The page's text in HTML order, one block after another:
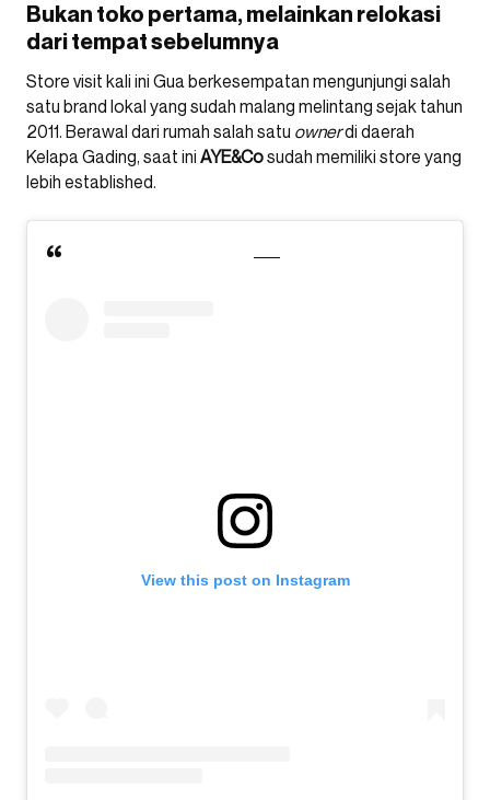
Bukan toko pertama, melainkan relokasi
dari tempat sebelumnya
Store visit kali ini Gua berkesempatan mengunjungi salah
satu brand lokal yang sudah malang melintang sejak tahun
2011. Berawal dari rumah salah satu ownerdi daerah
Kelapa Gading, saat ini AYE&Cosudah memiliki store yang
lebih established.
View this post on Instagram